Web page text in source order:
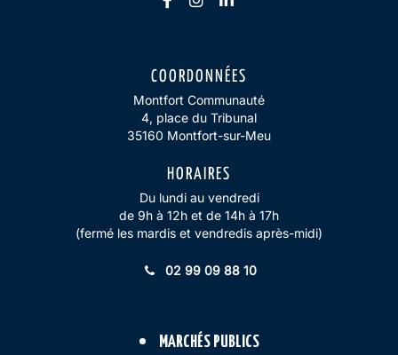
Lien vers le compte Facebook
Lien vers le compte
Lien vers le compte
COORDONNÉES
Montfort Communauté
4, place du Tribunal
35160 Montfort-sur-Meu
HORAIRES
Du lundi au vendredi
de 9h à 12h et de 14h à 17h
(fermé les mardis et vendredis après-midi)
02 99 09 88 10
MARCHÉS PUBLICS